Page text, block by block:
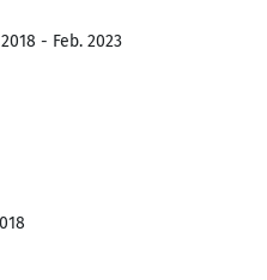
- Feb. 2023